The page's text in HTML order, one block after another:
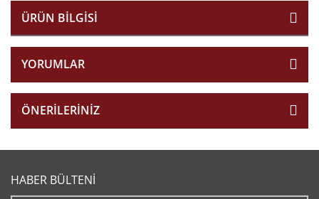
ÜRÜN BILGISI
YORUMLAR
ÖNERILERINIZ
HABER BÜLTENİ